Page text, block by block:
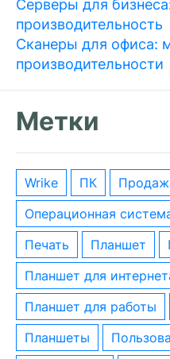
Серверы для
производительность
Сканеры для офиса:
производительности
Метки
wrike ПК
операционная
печать
планшет
планшет для
планшет для работы
планшеты